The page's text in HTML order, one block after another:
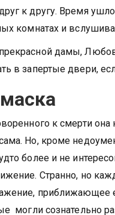
к другу. Время
комнатах и
дамы,
в запертые двери,
к смерти
Но, кроме
более и не
Странно, но
приближающее
могли сознательно